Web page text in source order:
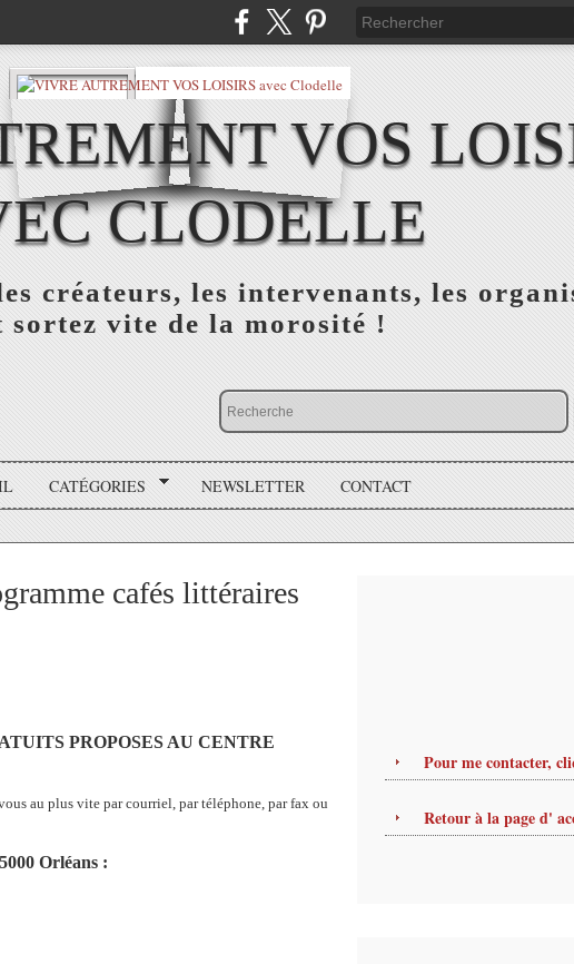
VOS
CLODELLE
créateurs, les intervenants, les
sortez vite de la morosité !
CATÉGORIES NEWSLETTER CONTACT
cafés littéraires
PROPOSES AU CENTRE
au plus vite par courriel, par téléphone, par fax ou
Orléans :
Pour me contacter,
Retour à la page d'